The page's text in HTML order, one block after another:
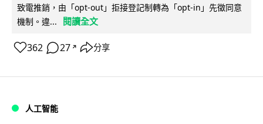
致電推銷，由「opt-out」拒接登記制轉為「opt-in」先徵同意
機制。違...
閱讀全文
362 27 ↗ 分享
人工智能